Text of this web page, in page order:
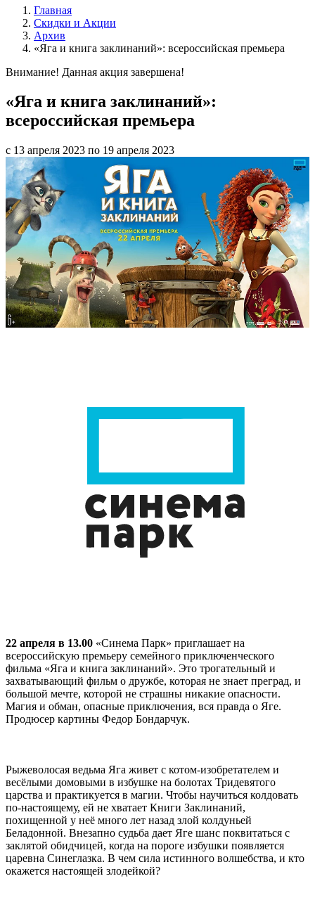
Главная
Скидки и Акции
Архив
«Яга и книга заклинаний»: всероссийская премьера
Внимание! Данная акция завершена!
«Яга и книга заклинаний»:
всероссийская премьера
с 13 апреля 2023 по 19 апреля 2023
22 апреля в 13.00 «Синема Парк» приглашает на
всероссийскую премьеру семейного приключенческого
фильма «Яга и книга заклинаний». Это трогательный и
захватывающий фильм о дружбе, которая не знает преград, и
большой мечте, которой не страшны никакие опасности.
Магия и обман, опасные приключения, вся правда о Яге.
Продюсер картины Федор Бондарчук.
Рыжеволосая ведьма Яга живет с котом-изобретателем и
весёлыми домовыми в избушке на болотах Тридевятого
царства и практикуется в магии. Чтобы научиться колдовать
по-настоящему, ей не хватает Книги Заклинаний,
похищенной у неё много лет назад злой колдуньей
Беладонной. Внезапно судьба дает Яге шанс поквитаться с
заклятой обидчицей, когда на пороге избушки появляется
царевна Синеглазка. В чем сила истинного волшебства, и кто
окажется настоящей злодейкой?